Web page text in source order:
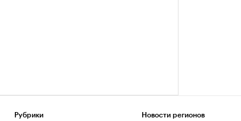
Рубрики Новости регионов